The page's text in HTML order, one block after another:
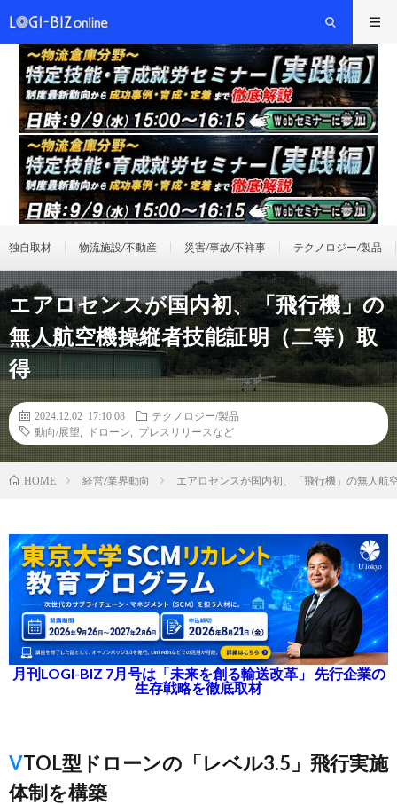
独自取材 物流施設/不動産 災害/事故/不祥事 テクノロジー/製品
エアロセンスが国内初、「飛行機」の
無人航空機操縦者技能証明（二等）取
得
2024.12.02 17:10:08
テクノロジー/製品
動向/展望
ドローン プレスリリースなど
HOME 経営/業界動向 エアロセンスが国内初、「飛行機」の無人航
月刊LOGI-BIZ 7月号は「未来を創る輸送改革」 先行企業の
生存戦略を徹底取材
VTOL型ドローンの「レベル3.5」飛行実施
体制を構築